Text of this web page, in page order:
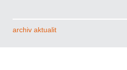
archiv aktualit